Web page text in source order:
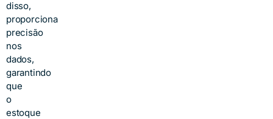
disso,
proporciona
precisão
nos
dados,
garantindo
que
o
estoque